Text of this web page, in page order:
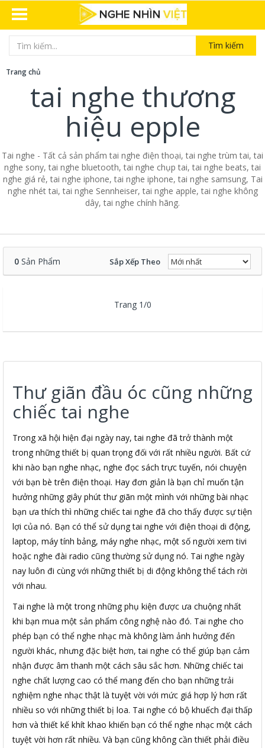
Tìm kiếm
Trang chủ
tai nghe thương
hiệu epple
Tai nghe - Tất cả sản phẩm tai nghe điện thoại, tai nghe trùm tai, tai
nghe sony, tai nghe bluetooth, tai nghe chụp tai, tai nghe beats, tai
nghe giá rẻ, tai nghe iphone, tai nghe iphone, tai nghe samsung, Tai
nghe nhét tai, tai nghe Sennheiser, tai nghe apple, tai nghe không
dây, tai nghe chính hãng.
0 Sản Phẩm Sắp Xếp Theo
Trang 1/0
Thư giãn đầu óc cũng những
chiếc tai nghe
Trong xã hội hiện đại ngày nay, tai nghe đã trở thành một
trong những thiết bị quan trọng đối với rất nhiều người. Bất cứ
khi nào bạn nghe nhạc, nghe đọc sách trực tuyến, nói chuyện
với bạn bè trên điện thoại. Hay đơn giản là bạn chỉ muốn tận
hưởng những giây phút thư giãn một mình với những bài nhạc
bạn ưa thích thì những chiếc tai nghe đã cho thấy được sự tiện
lợi của nó. Bạn có thể sử dụng tai nghe với điện thoại di động,
laptop, máy tính bảng, máy nghe nhạc, một số người xem tivi
hoặc nghe đài radio cũng thường sử dụng nó. Tai nghe ngày
nay luôn đi cùng với những thiết bị di động không thể tách rời
với nhau.
Tai nghe là một trong những phụ kiện được ưa chuộng nhất
khi bạn mua một sản phẩm công nghệ nào đó. Tai nghe cho
phép bạn có thể nghe nhạc mà không làm ảnh hưởng đến
người khác, nhưng đặc biệt hơn, tai nghe có thể giúp bạn cảm
nhận được âm thanh một cách sâu sắc hơn. Những chiếc tai
nghe chất lượng cao có thể mang đến cho bạn những trải
nghiệm nghe nhạc thật là tuyệt vời với mức giá hợp lý hơn rất
nhiều so với những thiết bị loa. Tai nghe có bộ khuếch đại thấp
hơn và thiết kế khít khao khiến bạn có thể nghe nhạc một cách
tuyệt vời hơn rất nhiều. Và bạn cũng không cần thiết phải điều